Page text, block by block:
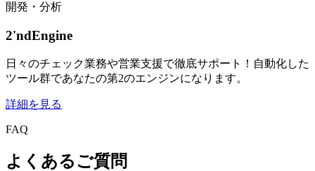
開発・分析
2'ndEngine
日々のチェック業務や営業支援で徹底サポート！自動化した
ツール群であなたの第2のエンジンになります。
詳細を見る
FAQ
よくあるご質問